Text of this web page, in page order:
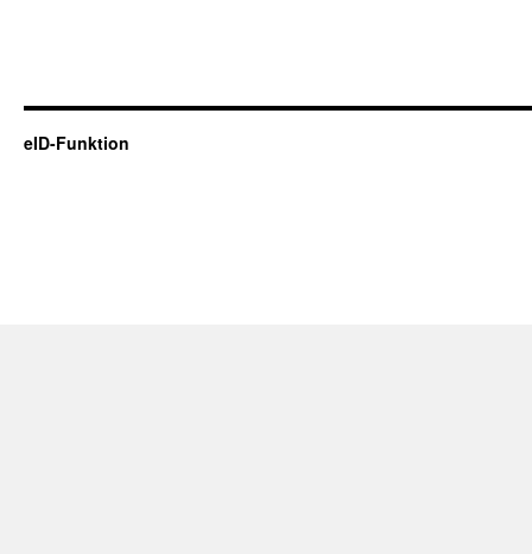
eID-Funktion